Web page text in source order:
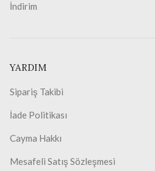
İndirim
YARDIM
Sipariş Takibi
İade Politikası
Cayma Hakkı
Mesafeli Satış Sözleşmesi